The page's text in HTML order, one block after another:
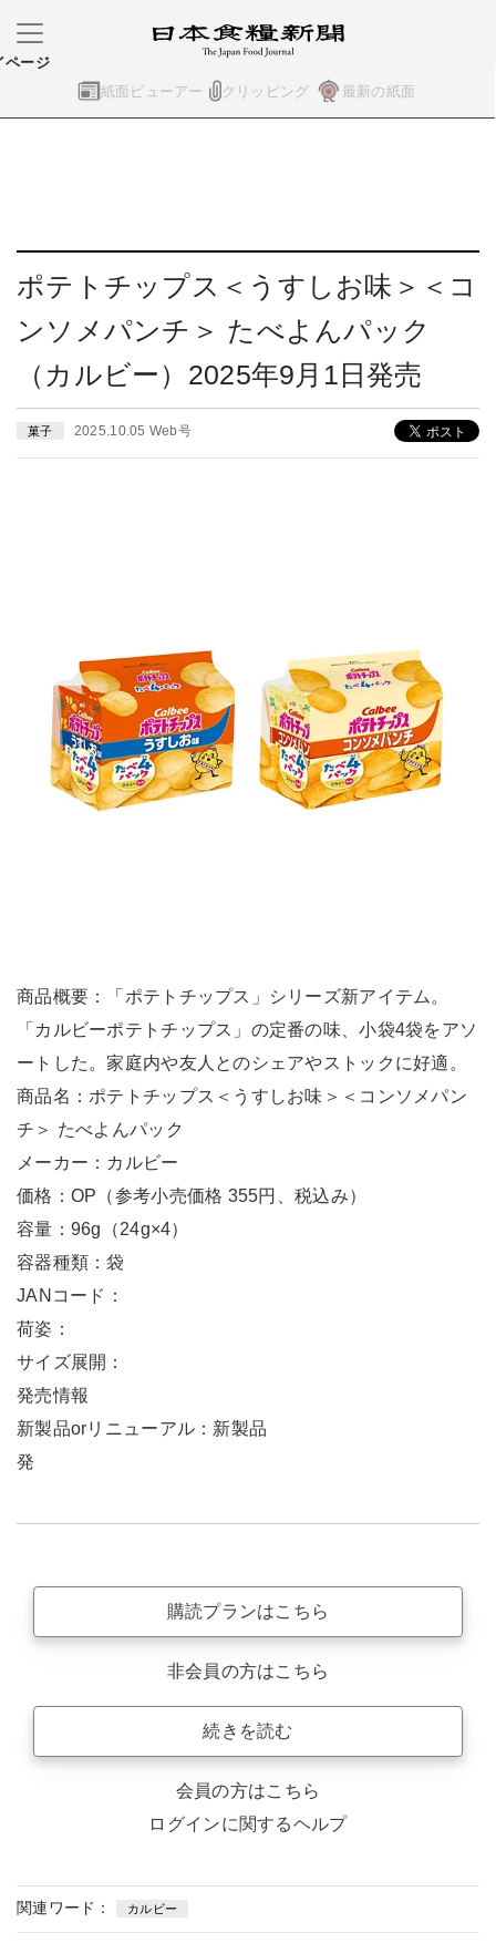
紙面ビューアー クリッピング 最新の紙面
ページ
ポテトチップス＜うすしお味＞＜コ
ンソメパンチ＞ たべよんパック
（カルビー）2025年9月1日発売
菓子 2025.10.05 Web号
商品概要：「ポテトチップス」シリーズ新アイテム。
「カルビーポテトチップス」の定番の味、小袋4袋をアソ
ートした。家庭内や友人とのシェアやストックに好適。
商品名：ポテトチップス＜うすしお味＞＜コンソメパン
チ＞ たべよんパック
メーカー：カルビー
価格：OP（参考小売価格 355円、税込み）
容量：96g（24g×4）
容器種類：袋
JANコード：
荷姿：
サイズ展開：
発売情報
新製品orリニューアル：新製品
発
購読プランはこちら
非会員の方はこちら
続きを読む
会員の方はこちら
ログインに関するヘルプ
関連ワード： カルビー